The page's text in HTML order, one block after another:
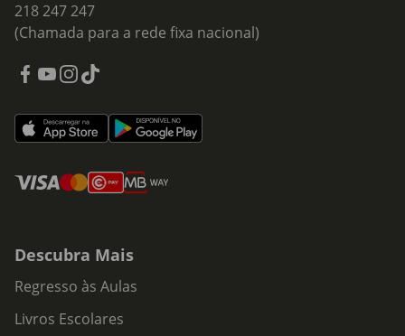
218 247 247
(Chamada para a rede fixa nacional)
Descubra Mais
Regresso às Aulas
Livros Escolares